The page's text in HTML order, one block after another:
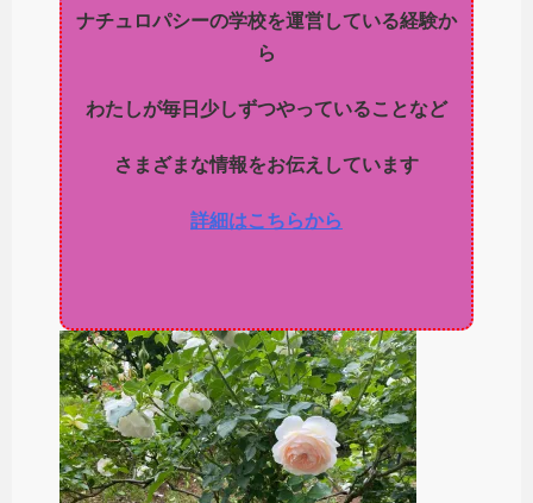
ナチュロパシーの学校を運営している経験か
ら
わたしが毎日少しずつやっていることなど
さまざまな情報をお伝えしています
詳細はこちらから